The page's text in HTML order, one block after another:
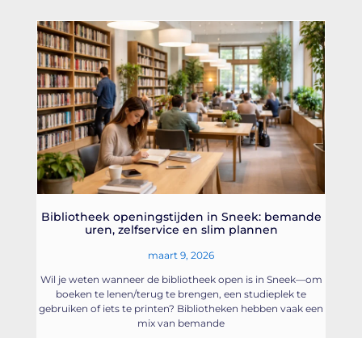
Bibliotheek openingstijden in Sneek: bemande
uren, zelfservice en slim plannen
maart 9, 2026
Wil je weten wanneer de bibliotheek open is in Sneek—om
boeken te lenen/terug te brengen, een studieplek te
gebruiken of iets te printen? Bibliotheken hebben vaak een
mix van bemande